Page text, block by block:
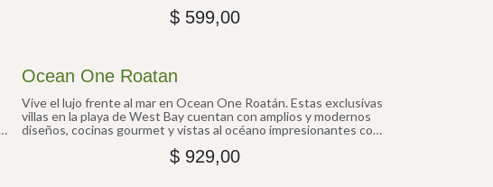
privilegiada y una estadía acogedora.
$ 599,00
Ocean One Roatan
Vive el lujo frente al mar en Ocean One Roatán. Estas exclusivas
villas en la playa de West Bay cuentan con amplios y modernos
diseños, cocinas gourmet y vistas al océano impresionantes con
buscan una escapada isleña de alto nivel.
$ 929,00